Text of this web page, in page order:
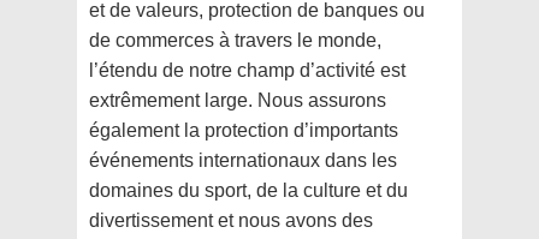
et de valeurs, protection de banques ou
de commerces à travers le monde,
l’étendu de notre champ d’activité est
extrêmement large. Nous assurons
également la protection d’importants
événements internationaux dans les
domaines du sport, de la culture et du
divertissement et nous avons des